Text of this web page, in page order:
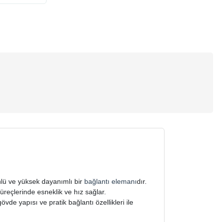
ve yüksek dayanımlı bir bağlantı elemanıdır.
esneklik ve hız sağlar.
yapısı ve pratik bağlantı özellikleri ile